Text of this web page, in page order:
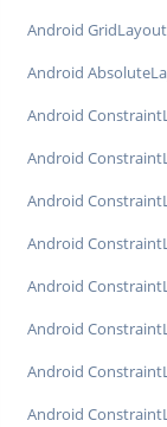
Android
Android
Android
Android
Android
Android
Android
Android
Android
Android